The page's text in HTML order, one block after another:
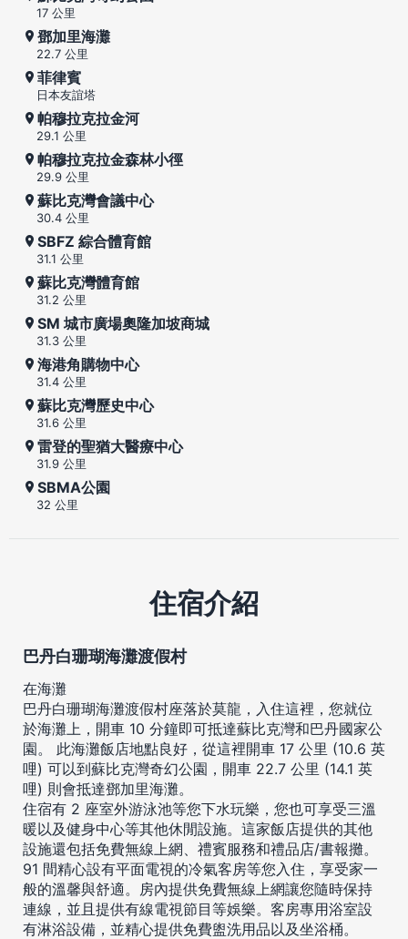
17 公里
鄧加里海灘
22.7 公里
菲律賓
日本友誼塔
帕穆拉克拉金河
29.1 公里
帕穆拉克拉金森林小徑
29.9 公里
蘇比克灣會議中心
30.4 公里
SBFZ 綜合體育館
31.1 公里
蘇比克灣體育館
31.2 公里
SM 城市廣場奧隆加坡商城
31.3 公里
海港角購物中心
31.4 公里
蘇比克灣歷史中心
31.6 公里
雷登的聖猶大醫療中心
31.9 公里
SBMA公園
32 公里
住宿介紹
巴丹白珊瑚海灘渡假村
在海灘
巴丹白珊瑚海灘渡假村座落於莫龍，入住這裡，您就位
於海灘上，開車 10 分鐘即可抵達蘇比克灣和巴丹國家公
園。 此海灘飯店地點良好，從這裡開車 17 公里 (10.6 英
哩) 可以到蘇比克灣奇幻公園，開車 22.7 公里 (14.1 英
哩) 則會抵達鄧加里海灘。
住宿有 2 座室外游泳池等您下水玩樂，您也可享受三溫
暖以及健身中心等其他休閒設施。這家飯店提供的其他
設施還包括免費無線上網、禮賓服務和禮品店/書報攤。
91 間精心設有平面電視的冷氣客房等您入住，享受家一
般的溫馨與舒適。房內提供免費無線上網讓您隨時保持
連線，並且提供有線電視節目等娛樂。客房專用浴室設
有淋浴設備，並精心提供免費盥洗用品以及坐浴桶。